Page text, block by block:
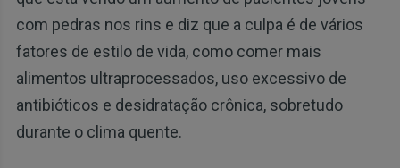
com pedras nos rins e diz que a culpa é de vários
fatores de estilo de vida, como comer mais
alimentos ultraprocessados, uso excessivo de
antibióticos e desidratação crônica, sobretudo
durante o clima quente.